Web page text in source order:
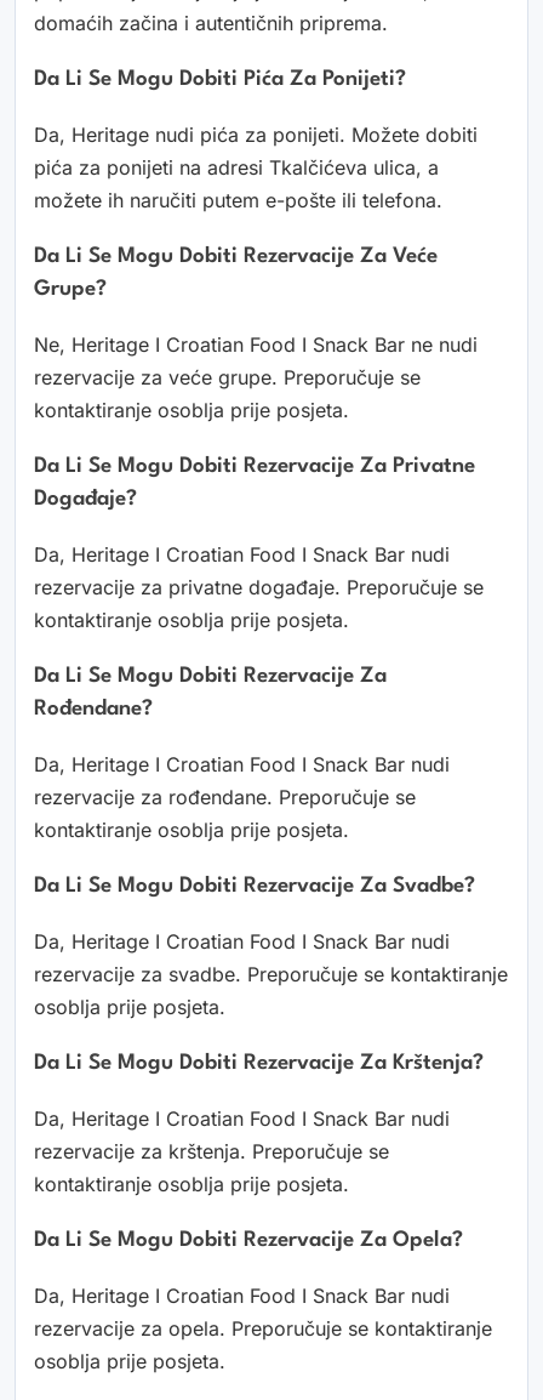
domaćih začina i autentičnih priprema.
Da Li Se Mogu Dobiti Pića Za Ponijeti?
Da, Heritage nudi pića za ponijeti. Možete dobiti
pića za ponijeti na adresi Tkalčićeva ulica, a
možete ih naručiti putem e-pošte ili telefona.
Da Li Se Mogu Dobiti Rezervacije Za Veće
Grupe?
Ne, Heritage I Croatian Food I Snack Bar ne nudi
rezervacije za veće grupe. Preporučuje se
kontaktiranje osoblja prije posjeta.
Da Li Se Mogu Dobiti Rezervacije Za Privatne
Događaje?
Da, Heritage I Croatian Food I Snack Bar nudi
rezervacije za privatne događaje. Preporučuje se
kontaktiranje osoblja prije posjeta.
Da Li Se Mogu Dobiti Rezervacije Za
Rođendane?
Da, Heritage I Croatian Food I Snack Bar nudi
rezervacije za rođendane. Preporučuje se
kontaktiranje osoblja prije posjeta.
Da Li Se Mogu Dobiti Rezervacije Za Svadbe?
Da, Heritage I Croatian Food I Snack Bar nudi
rezervacije za svadbe. Preporučuje se kontaktiranje
osoblja prije posjeta.
Da Li Se Mogu Dobiti Rezervacije Za Krštenja?
Da, Heritage I Croatian Food I Snack Bar nudi
rezervacije za krštenja. Preporučuje se
kontaktiranje osoblja prije posjeta.
Da Li Se Mogu Dobiti Rezervacije Za Opela?
Da, Heritage I Croatian Food I Snack Bar nudi
rezervacije za opela. Preporučuje se kontaktiranje
osoblja prije posjeta.